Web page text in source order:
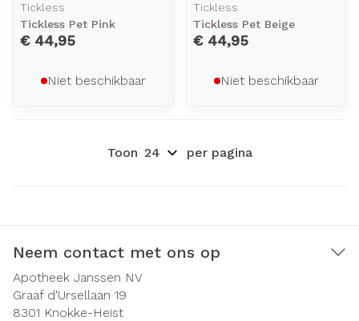
Tickless
Tickless Pet Pink
€ 44,95
Niet beschikbaar
Tickless
Tickless Pet Beige
€ 44,95
Niet beschikbaar
Toon per pagina
Neem contact met ons op
Apotheek Janssen NV
Graaf d'Ursellaan 19
8301 Knokke-Heist